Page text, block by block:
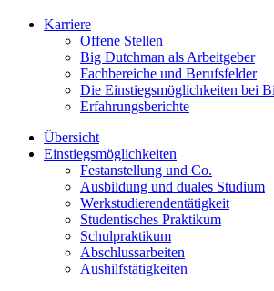
Karriere
Offene Stellen
Big Dutchman als Arbeitgeber
Fachbereiche und Berufsfelder
Die Einstiegsmöglichkeiten bei
Erfahrungsberichte
Übersicht
Einstiegsmöglichkeiten
Festanstellung und Co.
Ausbildung und duales Studium
Werkstudierendentätigkeit
Studentisches Praktikum
Schulpraktikum
Abschlussarbeiten
Aushilfstätigkeiten